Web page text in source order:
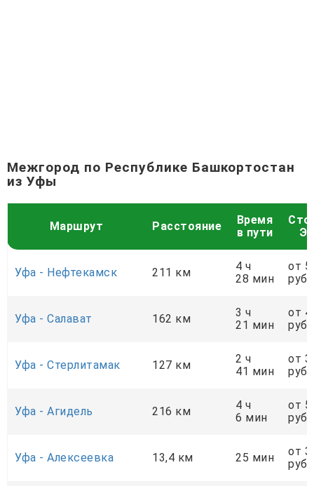
Межгород по Республике Башкортостан
из Уфы
Маршрут Расстояние
Время
в пути
Уфа - Нефтекамск 211 км
4 ч
28 мин
от
руб.
Уфа - Салават 162 км
3 ч
21 мин
от
руб.
Уфа - Стерлитамак 127 км
2 ч
41 мин
от
руб.
Уфа - Агидель 216 км
4 ч
6 мин
от
руб.
Уфа - Алексеевка 13,4 км 25 мин
от
руб.